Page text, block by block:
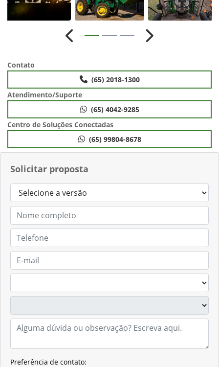
Solicitar proposta
Preferência de contato:
Anterior Próximo
Contato
(65) 2018-1300
Atendimento/Suporte
(65) 4042-9285
Centro de Soluções Conectadas
(65) 99804-8678